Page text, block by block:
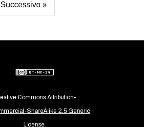
Successivo »
Commons Attribution-
ShareAlike 2.5 Generic
License.